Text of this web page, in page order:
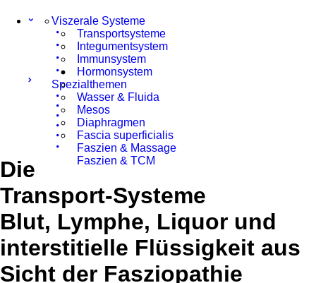
Viszerale Systeme
Transportsysteme
Integumentsystem
Immunsystem
Hormonsystem
Spezialthemen
Wasser & Fluida
Mesos
Diaphragmen
Fascia superficialis
Faszien & Massage
Faszien & TCM
Die
Transport-Systeme
Blut, Lymphe, Liquor und
interstitielle Flüssigkeit aus
Sicht der Fasziopathie